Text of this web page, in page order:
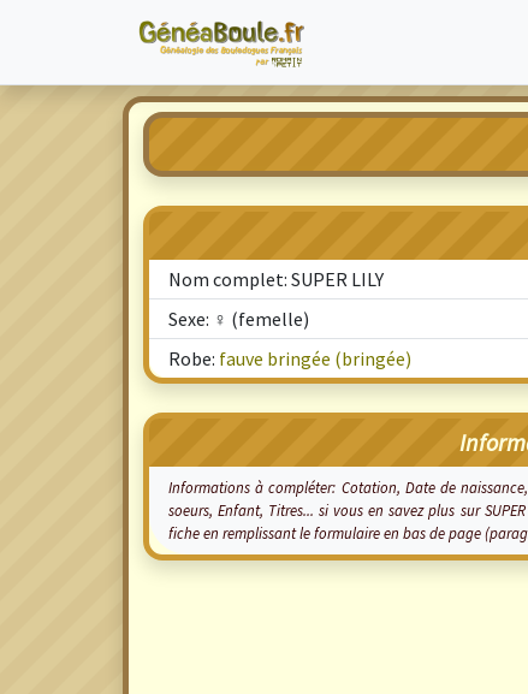
Nom complet: SUPER LILY
Sexe: ♀ (femelle)
Robe: fauve bringée (bringée)
Informations à compléter: Cotation, Date de
soeurs, Enfant, Titres... si vous en savez plus sur
fiche en remplissant le formulaire en bas de page